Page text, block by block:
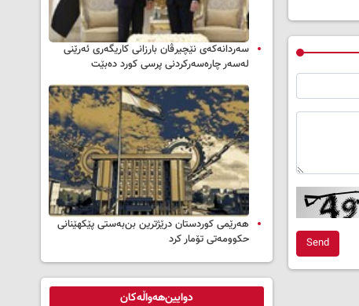
Send
سه‌ردانه‌کەی نێچیرڤان بارزانی كاریگه‌ری ئه‌رێنی
له‌سه‌ر چاره‌سه‌ركردنی پرسی كورد ده‌بێت
هەرێمی کوردستان درێژترین بن‌بەستی پێکهێنانی
حکوومەتی تۆمار کرد
دوایین‌هەواڵەکان